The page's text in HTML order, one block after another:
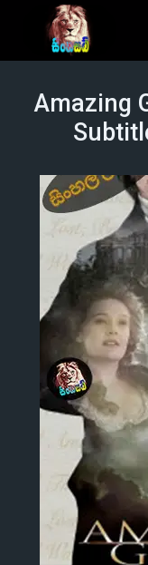
Amazing